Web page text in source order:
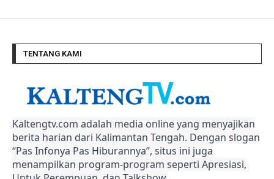
TENTANG KAMI
Kaltengtv.com adalah media online yang menyajikan
berita harian dari Kalimantan Tengah. Dengan slogan
“Pas Infonya Pas Hiburannya”, situs ini juga
menampilkan program-program seperti Apresiasi,